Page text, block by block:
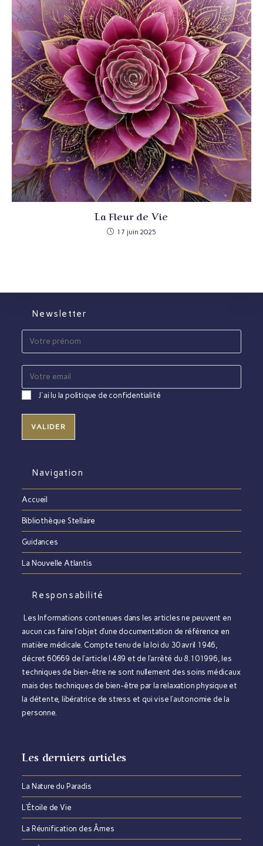
La Fleur de Vie
17 juin 2025
Newsletter
J'ai lu la politique de confidentialité
Navigation
Accueil
Bibliothèque Stellaire
Guidances
La Nouvelle Atlantis
Responsabilité
Les Informations contenues dans les articles ne peuvent en
aucun cas faire l’objet d’une documentation de référence en
matière médicale. Compte tenu de la loi du 30 avril 1946,
décret 60669 de l’article l.489 et de l’arrêté du 8.101996, les
techniques de bien-être ne sont nullement des soins médicaux
mais des techniques de bien-être par la relaxation physique et
la détente, libératrice de stress et qui vise l’autonomie de la
personne.
Les derniers articles
La Nature du Paradis​
L’Étoile de Vie
La Réunification des Âmes